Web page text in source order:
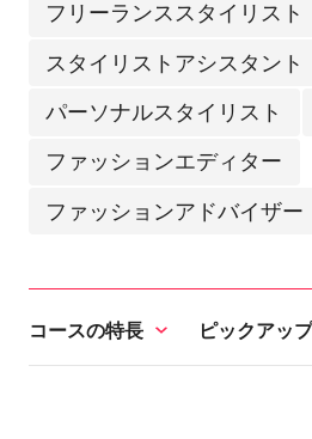
フリーランススタイリスト
スタイリストアシスタント
パーソナルスタイリスト
ファッションエディター
ファッションアドバイザー
コースの特長 ピックアッ